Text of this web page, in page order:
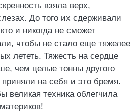
взяла верх,
До того их сдерживали
и никогда не сможет
чтобы не стало еще тяжелее
лететь. Тяжесть на сердце
чем целые тонны другого
на себя и это бремя.
великая техника облегчила